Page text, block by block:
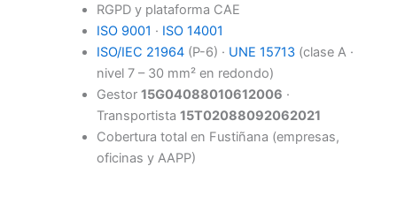
RGPD y plataforma CAE
ISO 9001 · ISO 14001
ISO/IEC 21964(P-6) · UNE 15713(clase A ·
nivel 7 – 30 mm² en redondo)
Gestor 15G04088010612006 ·
Transportista 15T02088092062021
Cobertura total en Fustiñana (empresas,
oficinas y AAPP)